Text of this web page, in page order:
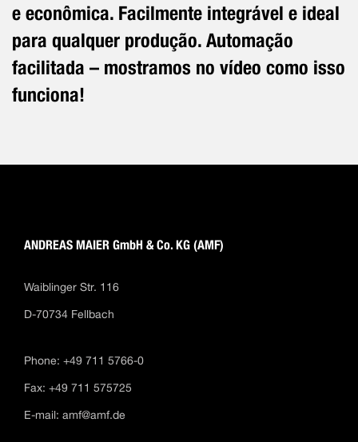
e econômica. Facilmente integrável e ideal
para qualquer produção. Automação
facilitada – mostramos no vídeo como isso
funciona!
ANDREAS MAIER GmbH & Co. KG (AMF)
Waiblinger Str. 116
D-70734 Fellbach
Phone: +49 711 5766-0
Fax: +49 711 575725
E-mail: amf@amf.de